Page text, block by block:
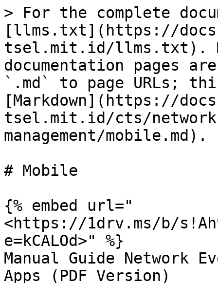
> For the complete
[llms.txt](https://
tsel.mit.id/llms.txt).
documentation pages
`.md` to page URLs;
[Markdown](https://
tsel.mit.id/cts/
management/mobile.md).
# Mobile
{% embed url="
<https://1drv.ms/b/
e=kCALOd>" %}
Manual Guide Network
Apps (PDF Version)